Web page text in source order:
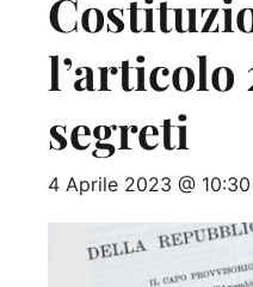
l’articolo
segreti
4 Aprile 2023 @ 10:30